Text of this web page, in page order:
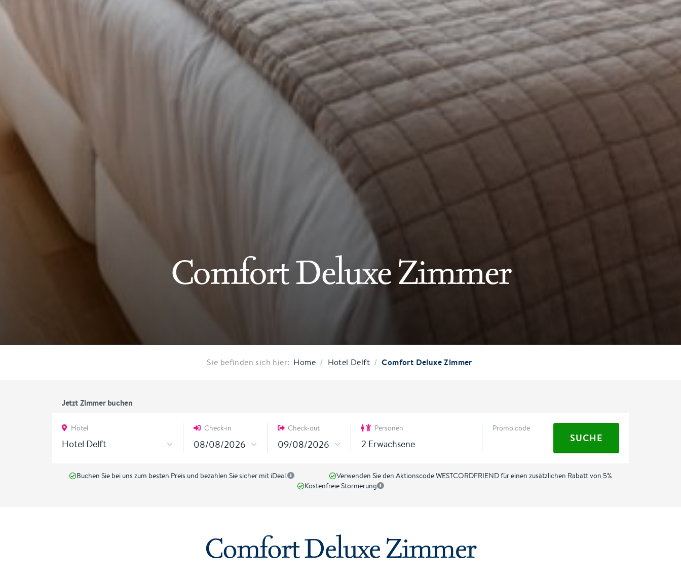
Comfort Deluxe Zimmer
Sie befinden sich hier: Home / Hotel Delft / Comfort Deluxe Zimmer
Jetzt Zimmer buchen
Hotel
Hotel Delft
Check-in Check-out Personen
2 Erwachsene
Promo code
SUCHE
Buchen Sie bei uns zum besten Preis und bezahlen Sie sicher mit iDeal.
Verwenden Sie den Aktionscode WESTCORDFRIEND für einen zusätzlichen Rabatt von 5%
Kostenfreie Stornierung
Comfort Deluxe Zimmer